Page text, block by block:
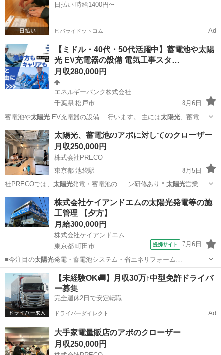
日払い 時給1400円〜
ヒバライドットコム Ad
【ミドル・40代・50代活躍中】蓄電池や太陽
光 EV充電器の設備 電気工事スタ…
月収280,000円
エネルギーバンク株式会社
千葉県 松戸市
8月6日
蓄電池や太陽光EV充電器の設備… 行います。 主には太陽光、蓄電
池、V2H、… ょう！！ 蓄電池や太陽光EV充電器の設備… /松戸市 蓄
電池や太陽光、EV充電器の設備…
千葉 松戸市 工場
太陽光、蓄電池のアポに対してのクローザー
月収250,000円
株式会社PRECO
東京都 池袋駅
8月5日
社PRECOでは、 太陽光発電・蓄電池の … ン研修あり * 太陽光営業未
経験でもクロ… 案できます太陽光 発電や蓄電池は、高… な業務 *太
発電・蓄電池のクロ… します。 ※ 太陽光発電・蓄電池は、...
東京 豊島区 池袋駅 販売
株式会社ケイアンドエムの太陽光発電等の施
工管理 【夕方】
月給300,000円
株式会社ケイアンドエム
東京都 町田市
提携サイト 7月6日
■今注目の太陽光発電・蓄電池システム・省エネリフォーム…
東京 町田市 施工管理
【未経験OK🚚】月収30万↑中型免許ドライバ
ー募集
完全週休2日で安定転職
ドライバーダイレクト Ad
大手家電量販店のアポのクローザー
月収250,000円